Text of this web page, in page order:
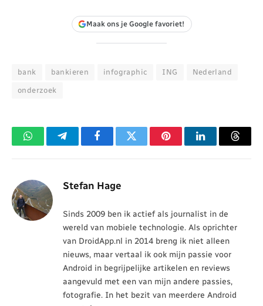
Maak ons je Google favoriet!
bank bankieren infographic ING Nederland
onderzoek
WhatsAppTelegramFacebookTwitter PinterestLinkedIn
Stefan Hage
Sinds 2009 ben ik actief als journalist in de
wereld van mobiele technologie. Als oprichter
van DroidApp.nl in 2014 breng ik niet alleen
nieuws, maar vertaal ik ook mijn passie voor
Android in begrijpelijke artikelen en reviews
aangevuld met een van mijn andere passies,
fotografie. In het bezit van meerdere Android